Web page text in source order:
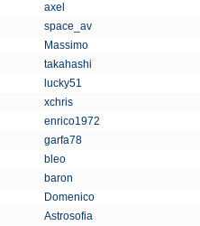
axel
space_av
Massimo
takahashi
lucky51
xchris
enrico1972
garfa78
bleo
baron
Domenico
Astrosofia